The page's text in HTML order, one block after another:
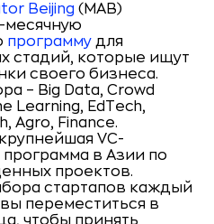
Beijing (MAB)
месячную
программу для
стадий, которые ищут
своего бизнеса.
– Big Data, Crowd
Learning, EdTech,
Agro, Finance.
VC-
в Азии по
проектов.
стартапов каждый
переместиться в
чтобы принять